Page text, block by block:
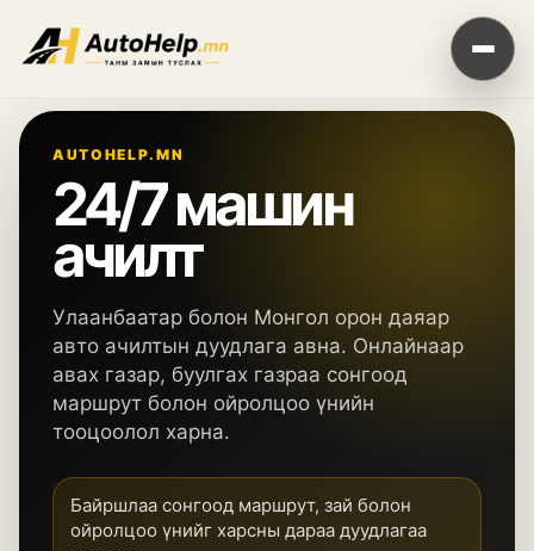
AUTOHELP.MN
24/7 машин
ачилт
Улаанбаатар болон Монгол орон даяар
авто ачилтын дуудлага авна. Онлайнаар
авах газар, буулгах газраа сонгоод
маршрут болон ойролцоо үнийн
тооцоолол харна.
Байршлаа сонгоод маршрут, зай болон
ойролцоо үнийг харсны дараа дуудлагаа